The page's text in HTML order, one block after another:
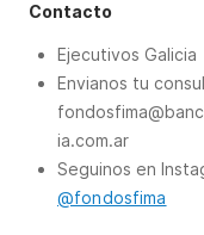
Contacto
Ejecutivos Galicia
Envianos tu
ia.com.ar
Seguinos en
@fondosfima